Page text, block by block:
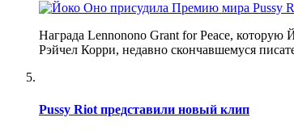
Награда Lennonono Grant for Peace, которую
Рэйчел Корри, недавно скончавшемуся
Pussy Riot представили новый клип